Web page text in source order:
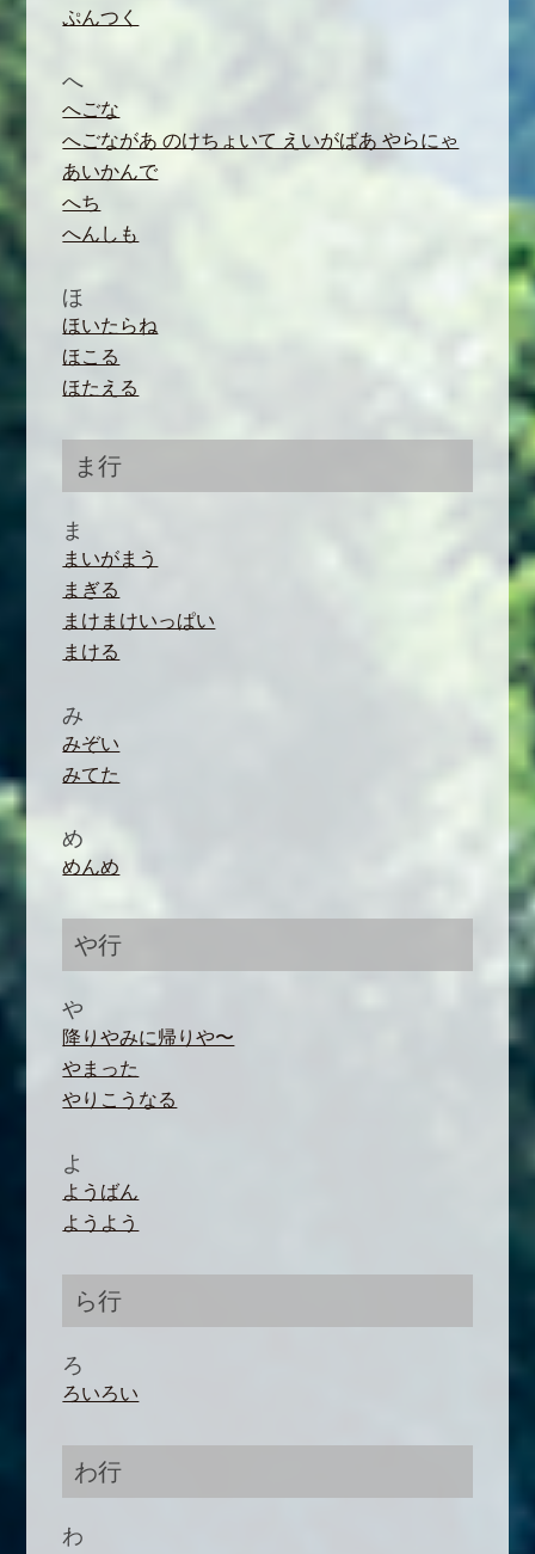
ぷんつく
へ
へごな
へごながあ のけちょいて えいがばあ やらにゃ
あいかんで
へち
へんしも
ほ
ほいたらね
ほこる
ほたえる
ま行
ま
まいがまう
まぎる
まけまけいっぱい
まける
み
みぞい
みてた
め
めんめ
や行
や
降りやみに帰りや〜
やまった
やりこうなる
よ
ようばん
ようよう
ら行
ろ
ろいろい
わ行
わ